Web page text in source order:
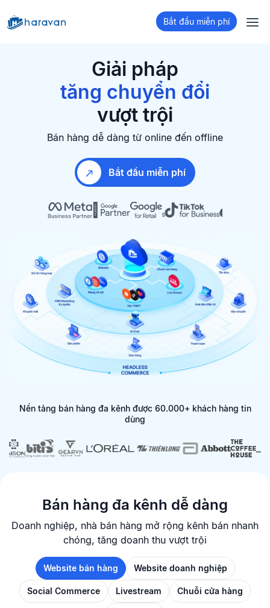
Bắt đầu miễn phí
Giải pháp
bán hàng đa kênh
xây dựng Website
tăng chuyển đổi
giữ chân khách hàng
bán hàng đa kênh
vượt trội
Bán hàng dễ dàng từ online đến offline
Bắt đầu miễn phí
Nền tảng bán hàng đa kênh được 60.000+ khách hàng tin
dùng
Bán hàng đa kênh dễ dàng
Doanh nghiệp, nhà bán hàng mở rộng kênh bán nhanh
chóng, tăng doanh thu vượt trội
Website bán hàng Website doanh nghiệp
Social Commerce Livestream Chuỗi cửa hàng